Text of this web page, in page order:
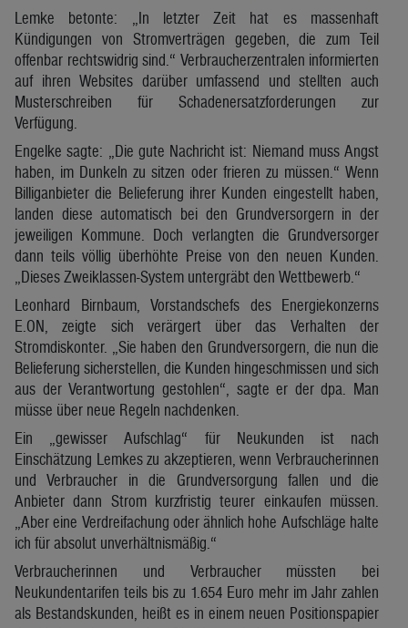
Lemke betonte: „In letzter Zeit hat es massenhaft
Kündigungen von Stromverträgen gegeben, die zum Teil
offenbar rechtswidrig sind.“ Verbraucherzentralen informierten
auf ihren Websites darüber umfassend und stellten auch
Musterschreiben für Schadenersatzforderungen zur
Verfügung.
Engelke sagte: „Die gute Nachricht ist: Niemand muss Angst
haben, im Dunkeln zu sitzen oder frieren zu müssen.“ Wenn
Billiganbieter die Belieferung ihrer Kunden eingestellt haben,
landen diese automatisch bei den Grundversorgern in der
jeweiligen Kommune. Doch verlangten die Grundversorger
dann teils völlig überhöhte Preise von den neuen Kunden.
„Dieses Zweiklassen-System untergräbt den Wettbewerb.“
Leonhard Birnbaum, Vorstandschefs des Energiekonzerns
E.ON, zeigte sich verärgert über das Verhalten der
Stromdiskonter. „Sie haben den Grundversorgern, die nun die
Belieferung sicherstellen, die Kunden hingeschmissen und sich
aus der Verantwortung gestohlen“, sagte er der dpa. Man
müsse über neue Regeln nachdenken.
Ein „gewisser Aufschlag“ für Neukunden ist nach
Einschätzung Lemkes zu akzeptieren, wenn Verbraucherinnen
und Verbraucher in die Grundversorgung fallen und die
Anbieter dann Strom kurzfristig teurer einkaufen müssen.
„Aber eine Verdreifachung oder ähnlich hohe Aufschläge halte
ich für absolut unverhältnismäßig.“
Verbraucherinnen und Verbraucher müssten bei
Neukundentarifen teils bis zu 1.654 Euro mehr im Jahr zahlen
als Bestandskunden, heißt es in einem neuen Positionspapier